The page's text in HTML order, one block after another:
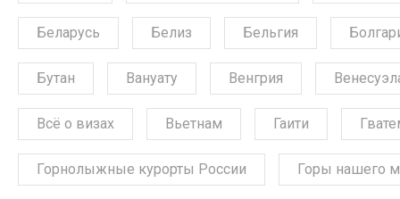
Беларусь Белиз Бельгия
Бутан Вануату Венгрия
Всё о визах Вьетнам Гаити
Горнолыжные курорты России Горы нашего